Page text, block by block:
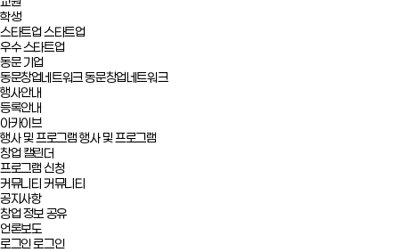
학생
스타트업스타트업
우수 스타트업
동문 기업
동문창업네트워크동문창업네트워크
행사안내
등록안내
아카이브
행사 및 프로그램행사 및 프로그램
창업 캘린더
프로그램 신청
커뮤니티커뮤니티
공지사항
창업 정보 공유
언론보도
로그인로그인